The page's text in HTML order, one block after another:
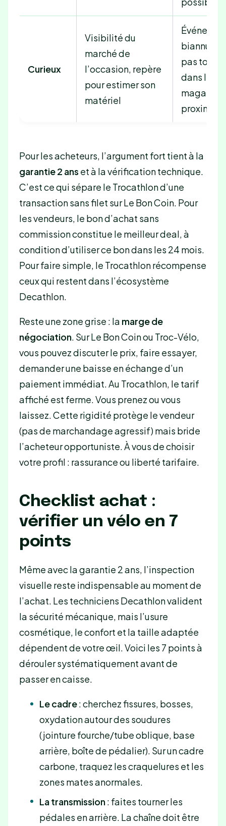
Curieux
Visibilité du
marché de
l’occasion, repère
pour estimer son
matériel
biannuel,
pas
dans le
magasin
proximité
Pour les acheteurs, l’argument fort tient à la
garantie 2 ans et à la vérification technique.
C’est ce qui sépare le Trocathlon d’une
transaction sans filet sur Le Bon Coin. Pour
les vendeurs, le bon d’achat sans
commission constitue le meilleur deal, à
condition d’utiliser ce bon dans les 24 mois.
Pour faire simple, le Trocathlon récompense
ceux qui restent dans l’écosystème
Decathlon.
Reste une zone grise : la marge de
négociation. Sur Le Bon Coin ou Troc-Vélo,
vous pouvez discuter le prix, faire essayer,
demander une baisse en échange d’un
paiement immédiat. Au Trocathlon, le tarif
affiché est ferme. Vous prenez ou vous
laissez. Cette rigidité protège le vendeur
(pas de marchandage agressif) mais bride
l’acheteur opportuniste. À vous de choisir
votre profil : rassurance ou liberté tarifaire.
Checklist achat :
vérifier un vélo en 7
points
Même avec la garantie 2 ans, l’inspection
visuelle reste indispensable au moment de
l’achat. Les techniciens Decathlon valident
la sécurité mécanique, mais l’usure
cosmétique, le confort et la taille adaptée
dépendent de votre œil. Voici les 7 points à
dérouler systématiquement avant de
passer en caisse.
Le cadre: cherchez fissures, bosses,
oxydation autour des soudures
(jointure fourche/tube oblique, base
arrière, boîte de pédalier). Sur un cadre
carbone, traquez les craquelures et les
zones mates anormales.
La transmission: faites tourner les
pédales en arrière. La chaîne doit être